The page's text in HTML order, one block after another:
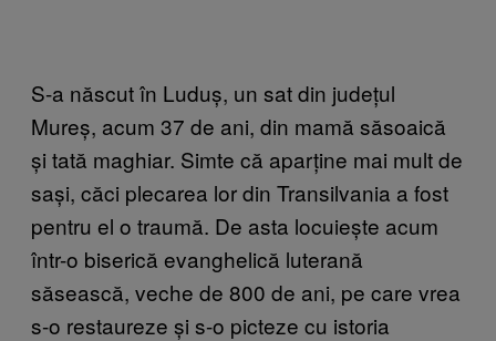
S-a născut în Luduș, un sat din județul
Mureș, acum 37 de ani, din mamă săsoaică
și tată maghiar. Simte că aparține mai mult de
sași, căci plecarea lor din Transilvania a fost
pentru el o traumă. De asta locuiește acum
într-o biserică evanghelică luterană
săsească, veche de 800 de ani, pe care vrea
s-o restaureze și s-o picteze cu istoria